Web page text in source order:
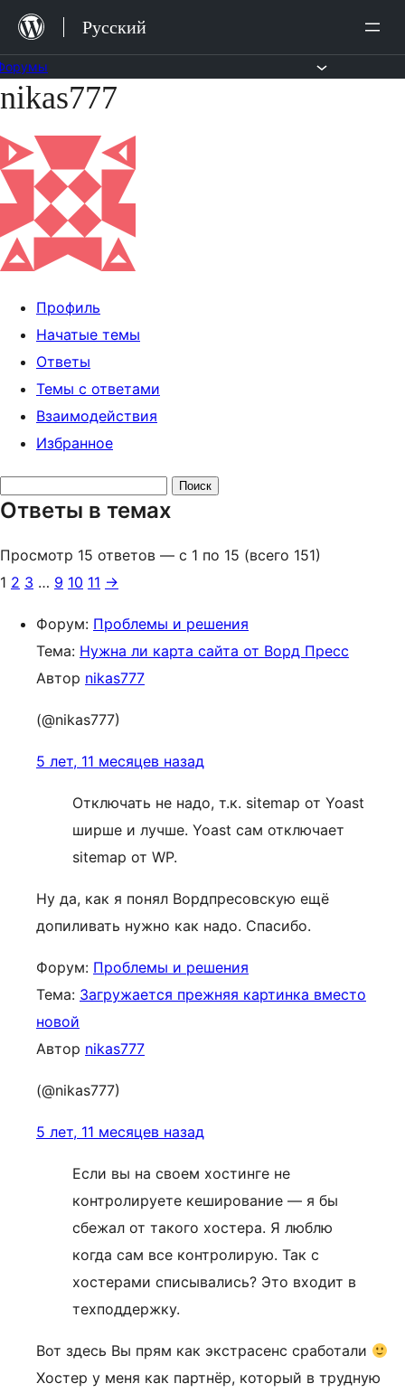
Перейти
содержимому
Русский
Перейти
содержимому
nikas777
Профиль
Начатые темы
Ответы
Темы с ответами
Взаимодействия
Избранное
ответов:
Ответы в темах
Просмотр 15 ответов — с 1 по 15 (всего 151)
1 2 3 … 9 10 11 →
Форум: Проблемы и решения
Тема: Нужна ли карта сайта от Ворд Пресс
Автор nikas777
(@nikas777)
5 лет, 11 месяцев назад
Отключать не надо, т.к. sitemap от Yoast
ширше и лучше. Yoast сам отключает
sitemap от WP.
Ну да, как я понял Вордпресовскую ещё
допиливать нужно как надо. Спасибо.
Форум: Проблемы и решения
Тема: Загружается прежняя картинка вместо
новой
Автор nikas777
(@nikas777)
5 лет, 11 месяцев назад
Если вы на своем хостинге не
контролируете кеширование — я бы
сбежал от такого хостера. Я люблю
когда сам все контролирую. Так с
хостерами списывались? Это входит в
техподдержку.
Вот здесь Вы прям как экстрасенс сработали
Хостер у меня как партнёр, который в трудную